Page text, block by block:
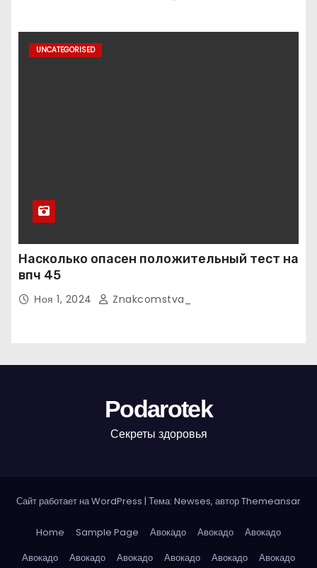
UNCATEGORISED
Насколько опасен положительный тест на
впч 45
Ноя 1, 2024 Znakcomstva_
Podarotek
Секреты здоровья
Сайт работает на WordPress | Тема: Newses, авторThemeansar
Home Sample Page Авокадо Авокадо
Авокадо
Авокадо
Авокадо Авокадо Авокадо Авокадо
Авокадо